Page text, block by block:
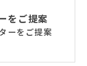
をご提案
ーをご提案